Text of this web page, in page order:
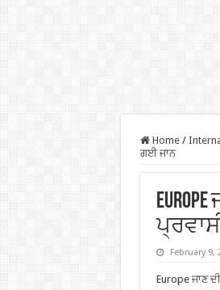
Home /
ਗਈ ਜਾਨ
February 9,
Europe ਜਾਣ